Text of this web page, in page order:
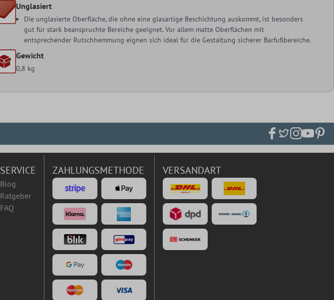
Unglasiert
Die unglasierte Oberfläche, die ohne eine glasartige Beschichtung auskommt, ist besonders
gut für stark beanspruchte Bereiche geeignet. Vor allem matte Oberflächen mit
entsprechender Rutschhemmung eignen sich ideal für die Gestaltung sicherer Barfußbereiche.
Gewicht
0,8 kg
SERVICE
Blog
Ratgeber
FAQ
ZAHLUNGSMETHODE VERSANDART